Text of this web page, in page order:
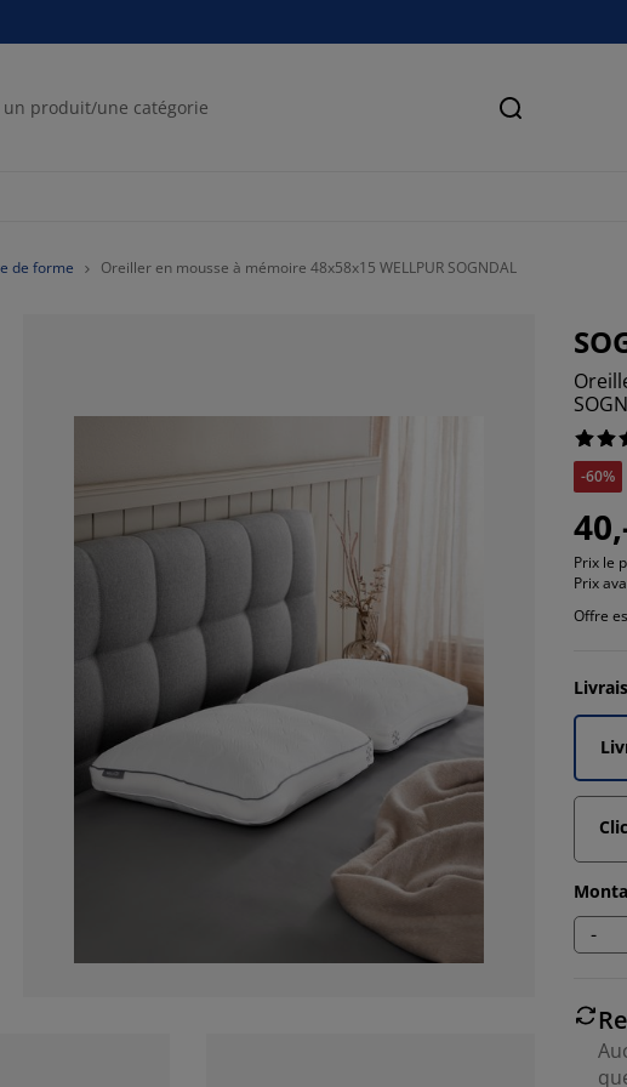
Recherche
de forme Oreiller en mousse à mémoire 48x58x15 WELLPUR SOGNDAL
-60%
Prix le
Prix
Offre
-
7.766990291262135%
6.796116504854369%
4.854368932038835%
19.41747572815534%